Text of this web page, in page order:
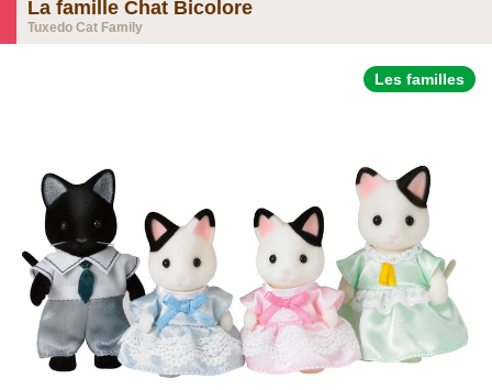
La famille Chat Bicolore
Tuxedo Cat Family
Les familles